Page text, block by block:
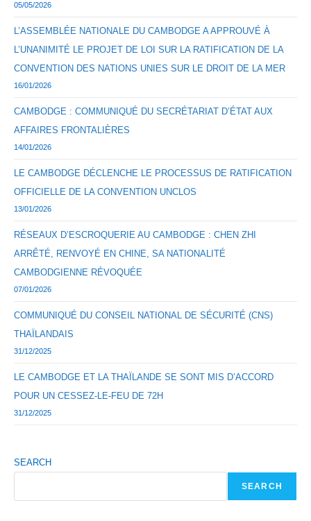
05/05/2026
L’ASSEMBLÉE NATIONALE DU CAMBODGE A APPROUVÉ À
L’UNANIMITÉ LE PROJET DE LOI SUR LA RATIFICATION DE LA
CONVENTION DES NATIONS UNIES SUR LE DROIT DE LA MER
16/01/2026
CAMBODGE : COMMUNIQUÉ DU SECRÉTARIAT D’ÉTAT AUX
AFFAIRES FRONTALIÈRES
14/01/2026
LE CAMBODGE DÉCLENCHE LE PROCESSUS DE RATIFICATION
OFFICIELLE DE LA CONVENTION UNCLOS
13/01/2026
RÉSEAUX D’ESCROQUERIE AU CAMBODGE : CHEN ZHI
ARRÊTÉ, RENVOYÉ EN CHINE, SA NATIONALITÉ
CAMBODGIENNE RÉVOQUÉE
07/01/2026
COMMUNIQUÉ DU CONSEIL NATIONAL DE SÉCURITÉ (CNS)
THAÏLANDAIS
31/12/2025
LE CAMBODGE ET LA THAÏLANDE SE SONT MIS D’ACCORD
POUR UN CESSEZ-LE-FEU DE 72H
31/12/2025
SEARCH
SEARCH